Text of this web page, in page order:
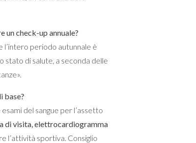
un check-up annuale?
l’intero periodo autunnale è
di salute, a seconda delle
base?
del sangue per l’assetto
di visita, elettrocardiogramma
l’attività sportiva. Consiglio